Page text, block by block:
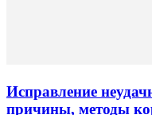
Исправление
причины, методы